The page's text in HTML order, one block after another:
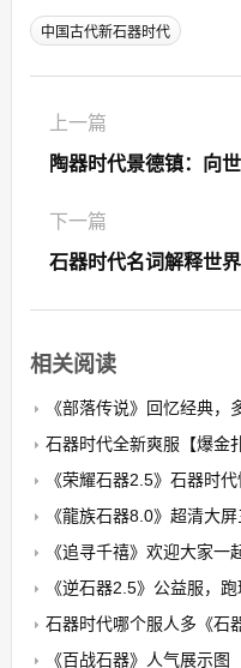
中国古代新石器时代
上一篇
陶器时代景德镇：向
下一篇
石器时代名词解释世
相关阅读
《部落传说》回忆经典
石器时代全新爽服【爆金
《荣耀石器2.5》石器时代怀旧公益服
《龍族石器8.0》超清大屏三分辨率
《追寻千禧》欢迎大家
《逆石器2.5》公益服，跑
石器时代哪个服人多《石
《百战石器》人气展示图